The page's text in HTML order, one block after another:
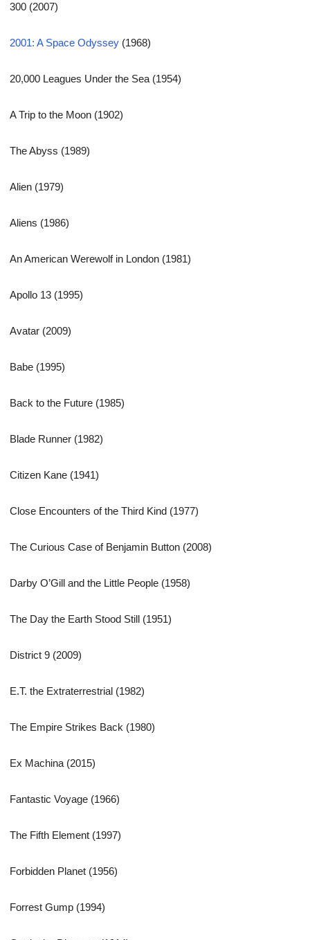
300 (2007)
2001: A Space Odyssey (1968)
20,000 Leagues Under the Sea (1954)
A Trip to the Moon (1902)
The Abyss (1989)
Alien (1979)
Aliens (1986)
An American Werewolf in London (1981)
Apollo 13 (1995)
Avatar (2009)
Babe (1995)
Back to the Future (1985)
Blade Runner (1982)
Citizen Kane (1941)
Close Encounters of the Third Kind (1977)
The Curious Case of Benjamin Button (2008)
Darby O’Gill and the Little People (1958)
The Day the Earth Stood Still (1951)
District 9 (2009)
E.T. the Extraterrestrial (1982)
The Empire Strikes Back (1980)
Ex Machina (2015)
Fantastic Voyage (1966)
The Fifth Element (1997)
Forbidden Planet (1956)
Forrest Gump (1994)